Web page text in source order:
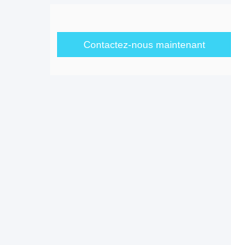
Contactez-nous maintenant